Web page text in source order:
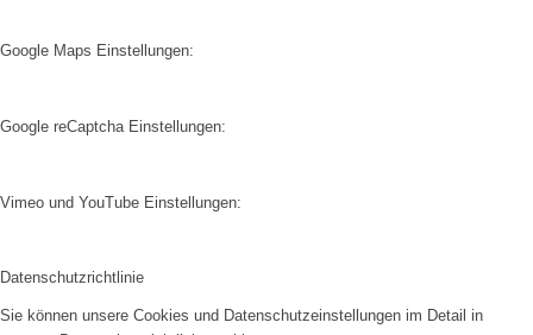
Google Maps Einstellungen:
Google reCaptcha Einstellungen:
Vimeo und YouTube Einstellungen:
Datenschutzrichtlinie
Sie können unsere Cookies und Datenschutzeinstellungen im Detail in